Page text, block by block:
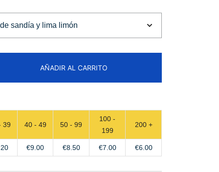
AÑADIR AL CARRITO
39 40 - 49 50 - 99
100 -
199
200 +
€9.00 €8.50 €7.00 €6.00